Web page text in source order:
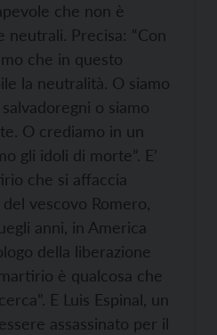
che non è
neutrali. Precisa: “Con
che in questo
la neutralità. O siamo
o siamo
O crediamo in un
gli idoli di morte”. E’
che si affaccia
vescovo Romero,
anni, in America
della liberazione
è qualcosa che
E Luis Espinal, un
assassinato per il